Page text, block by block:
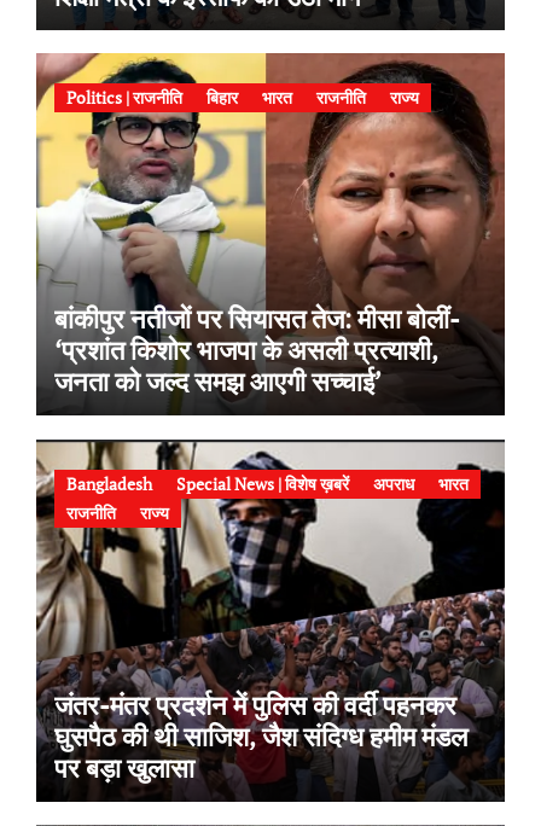
Politics | राजनीति बिहार भारत राजनीति राज्य
बांकीपुर नतीजों पर सियासत तेज: मीसा बोलीं-
‘प्रशांत किशोर भाजपा के असली प्रत्याशी,
जनता को जल्द समझ आएगी सच्चाई’
Bangladesh Special News | विशेष ख़बरें अपराध
भारत
राजनीति
राज्य
जंतर-मंतर प्रदर्शन में पुलिस की वर्दी पहनकर
घुसपैठ की थी साजिश, जैश संदिग्ध हमीम मंडल
पर बड़ा खुलासा